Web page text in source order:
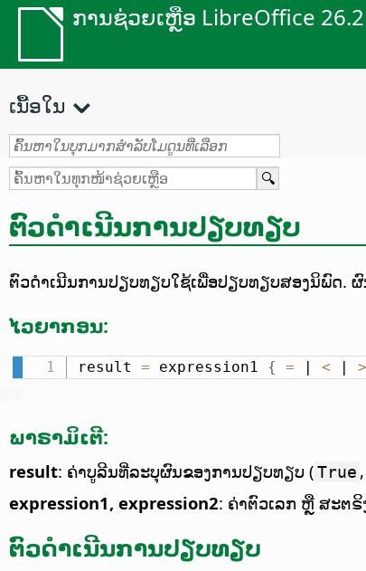
ການຊ່ວຍເຫຼືອ LibreOffice 26.2
ເນື້ອໃນ
ຕົວດຳເນີນການປຽບທຽບ
ຕົວດຳເນີນການປຽບທຽບໃຊ້ເພື່ອປຽບທຽບສອງນິພົດ.
ໄວຍາກອນ:
result = expression1 { = | < | >
ພາຣາມິເຕີ:
result: ຄ່າບູລີນທີ່ລະບຸຜົນຂອງການປຽບທຽບ (True
expression1, expression2: ຄ່າຕົວເລກ ຫຼື ສະຕ
ຕົວດຳເນີນການປຽບທຽບ